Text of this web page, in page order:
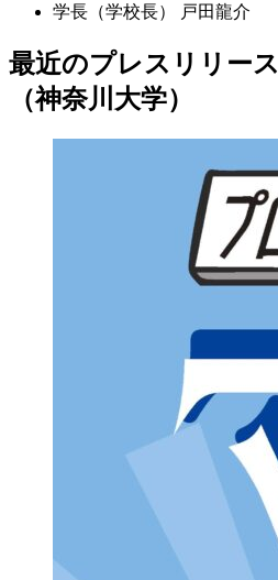
学長（学校長）
戸田龍介
最近のプレスリリース
（神奈川大学）